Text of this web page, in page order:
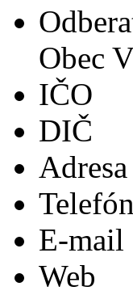
Obec
IČO
DIČ
Adresa
Telefón
E-mail
Web